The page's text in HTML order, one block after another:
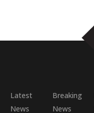
Latest
News
Breaking
News